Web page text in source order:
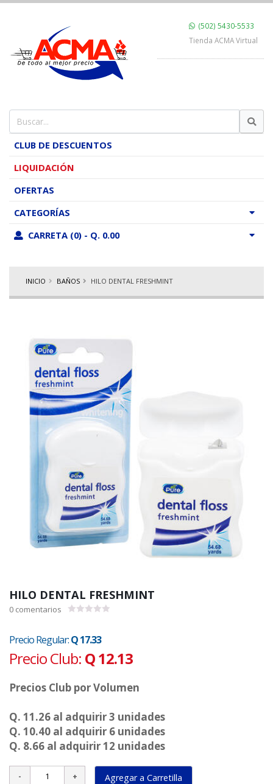
(502) 5430-5533
Tienda ACMA Virtual
CLUB DE DESCUENTOS
LIQUIDACIÓN
OFERTAS
CATEGORÍAS
CARRETA (0) - Q. 0.00
INICIO BAÑOS HILO DENTAL FRESHMINT
HILO DENTAL FRESHMINT
0 comentarios
5
Precio Regular:Q 17.33
Precio Club: Q 12.13
Precios Club por Volumen
Q. 11.26 al adquirir 3 unidades
Q. 10.40 al adquirir 6 unidades
Q. 8.66 al adquirir 12 unidades
Agregar a Carretilla